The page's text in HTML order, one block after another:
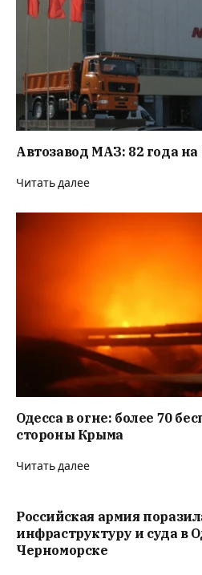
Автозавод МАЗ: 82 года
Читать далее
Одесса в огне: более 70
стороны Крыма
Читать далее
Российская армия
инфраструктуру и суда в
Черноморске